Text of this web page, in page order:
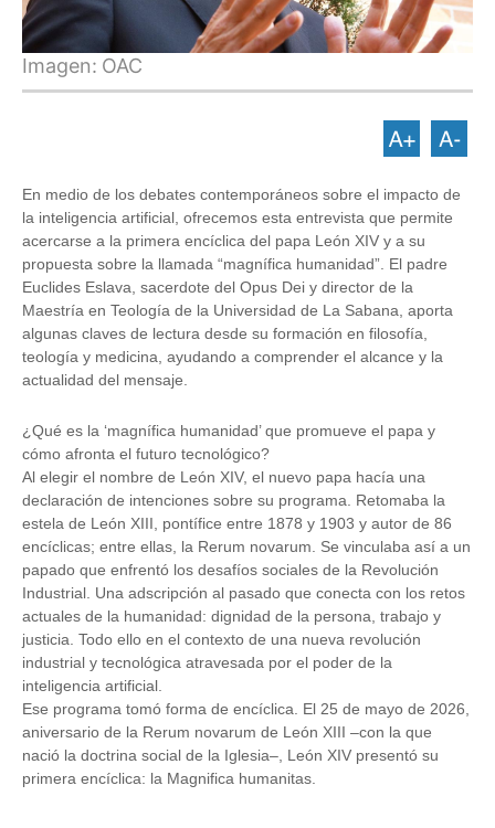
Imagen: OAC
En medio de los debates contemporáneos sobre el impacto de
la inteligencia artificial, ofrecemos esta entrevista que permite
acercarse a la primera encíclica del papa León XIV y a su
propuesta sobre la llamada “magnífica humanidad”. El padre
Euclides Eslava, sacerdote del Opus Dei y director de la
Maestría en Teología de la Universidad de La Sabana, aporta
algunas claves de lectura desde su formación en filosofía,
teología y medicina, ayudando a comprender el alcance y la
actualidad del mensaje.
¿Qué es la ‘magnífica humanidad’ que promueve el papa y
cómo afronta el futuro tecnológico?
Al elegir el nombre de León XIV, el nuevo papa hacía una
declaración de intenciones sobre su programa. Retomaba la
estela de León XIII, pontífice entre 1878 y 1903 y autor de 86
encíclicas; entre ellas, la Rerum novarum. Se vinculaba así a un
papado que enfrentó los desafíos sociales de la Revolución
Industrial. Una adscripción al pasado que conecta con los retos
actuales de la humanidad: dignidad de la persona, trabajo y
justicia. Todo ello en el contexto de una nueva revolución
industrial y tecnológica atravesada por el poder de la
inteligencia artificial.
Ese programa tomó forma de encíclica. El 25 de mayo de 2026,
aniversario de la Rerum novarum de León XIII –con la que
nació la doctrina social de la Iglesia–, León XIV presentó su
primera encíclica: la Magnifica humanitas